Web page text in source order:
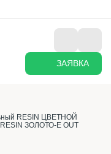
ЗАЯВКА
RESIN ЦВЕТНОЙ
ЗОЛОТО-Е OUT